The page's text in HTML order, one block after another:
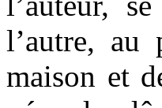
l’autre, au
maison et